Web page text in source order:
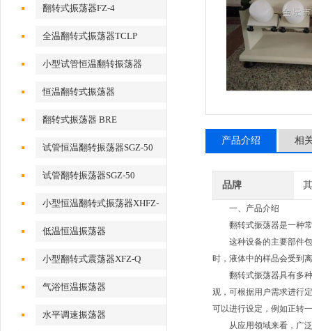
翻转式振荡器FZ-4
全温翻转式振荡器TCLP
小型试管恒温翻转振荡器
恒温翻转式振荡器
翻转式振荡器 BRE
试管恒温翻转振荡器SGZ-50
试管翻转振荡器SGZ-50
小型恒温翻转式振荡器XHFZ-
低温恒温振荡器
小型翻转式震荡器XFZ-Q
气浴恒温振荡器
水平调速振荡器
产品介绍 相
品牌
一、产品介绍
翻转式振荡器是一种常
这种设备的主要部件包
时，液体中的样品会受到
翻转式振荡器具有多种
观，可根据用户需求进行
可以进行设定，例如正转
从应用领域来看，广泛